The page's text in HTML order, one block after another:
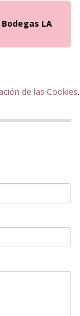
LA
de las Cookies.